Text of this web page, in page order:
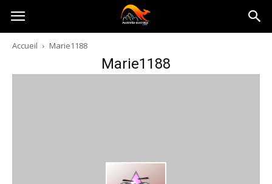
Australia-
australie.com
Accueil Marie1188
Marie1188